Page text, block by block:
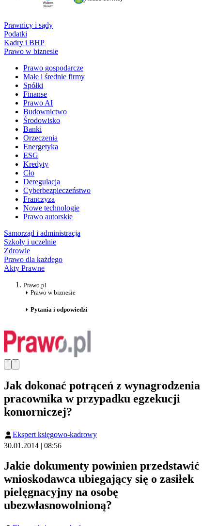
Prawnicy i sądy
Podatki
Kadry i BHP
Prawo w biznesie
Prawo gospodarcze
Małe i średnie firmy
Spółki
Finanse
Prawo AI
Budownictwo
Środowisko
Banki
Orzeczenia
Energetyka
ESG
Kredyty
Cło
Deregulacja
Cyberbezpieczeństwo
Franczyza
Nowe technologie
Prawo autorskie
Samorząd i administracja
Szkoły i uczelnie
Zdrowie
Prawo dla każdego
Akty Prawne
Prawo.pl
Prawo w biznesie
Pytania i odpowiedzi
Jak dokonać potrąceń z wynagrodzenia
pracownika w przypadku egzekucji
komorniczej?
Ekspert księgowo-kadrowy
30.01.2014 | 08:56
Jakie dokumenty powinien przedstawić
wnioskodawca ubiegający się o zasiłek
pielęgnacyjny na osobę
ubezwłasnowolnioną?